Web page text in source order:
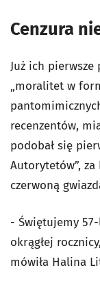
Cenzura
Już ich pierwsze
„moralitet w
recenzentów,
podobał się
Autorytetów”,
czerwoną
- Świętujemy
okrągłej
mówiła Halina